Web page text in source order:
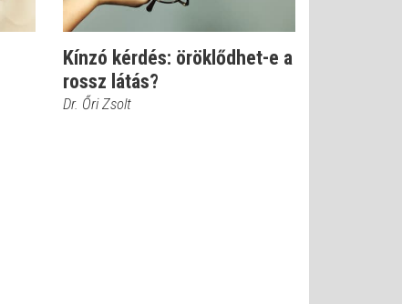
Kínzó kérdés: öröklődhet-e a
rossz látás?
Dr. Őri Zsolt